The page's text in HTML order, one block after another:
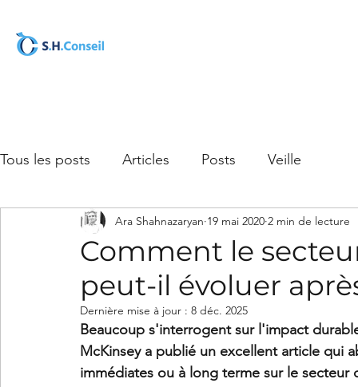
Tous les posts Articles Posts Veille
Comment le
peut-il évoluer
Ara Shahnazaryan 19 mai 2020 2 min de lecture
Dernière mise à jour : 8 déc. 2025
Beaucoup s'interrogent sur l'impact
McKinsey a publié un excellent article
immédiates ou à long terme sur le